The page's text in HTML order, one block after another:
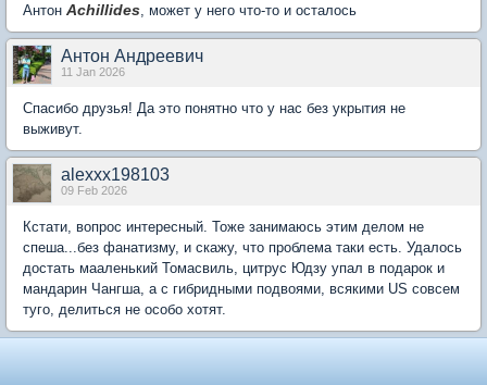
Антон Achillides, может у него что-то и осталось
Антон Андреевич
11 Jan 2026
Спасибо друзья! Да это понятно что у нас без укрытия не
выживут.
alexxx198103
09 Feb 2026
Кстати, вопрос интересный. Тоже занимаюсь этим делом не
спеша...без фанатизму, и скажу, что проблема таки есть. Удалось
достать мааленький Томасвиль, цитрус Юдзу упал в подарок и
мандарин Чангша, а с гибридными подвоями, всякими US совсем
туго, делиться не особо хотят.